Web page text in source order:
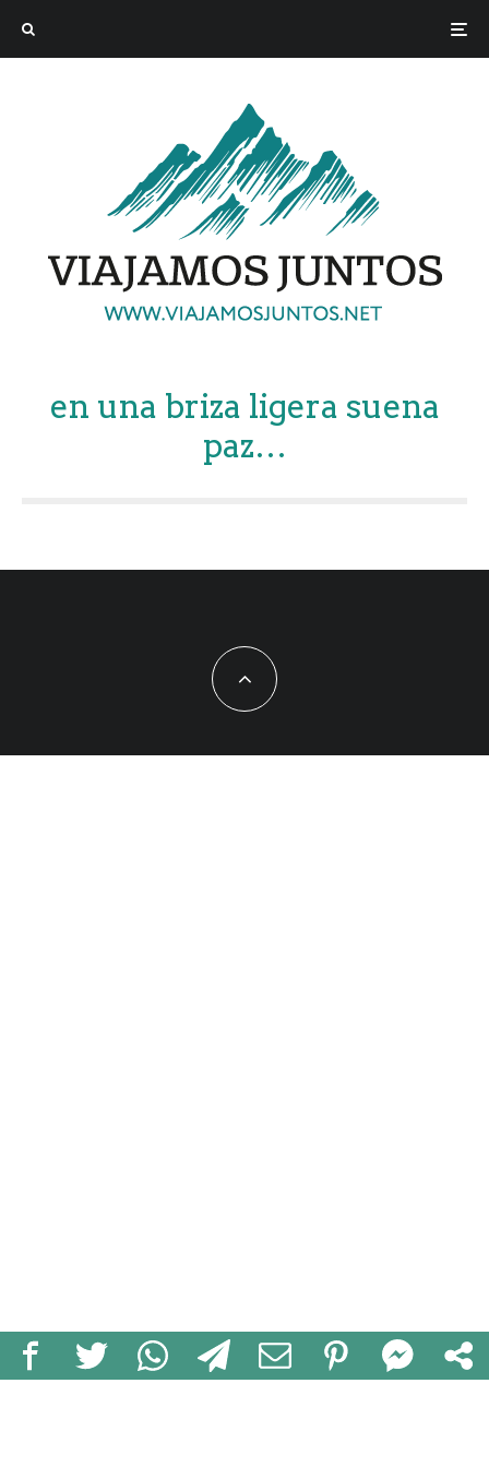
en una briza ligera suena
paz…